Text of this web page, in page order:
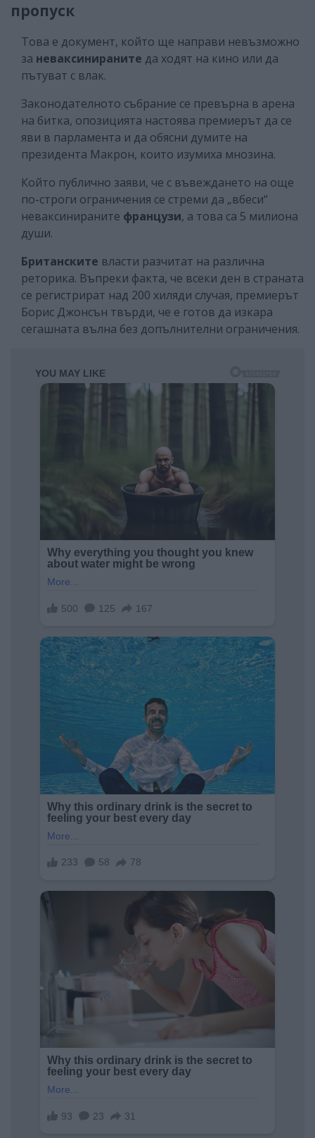
пропуск
Това е документ, който ще направи невъзможно
за неваксинираните да ходят на кино или да
пътуват с влак.
Законодателното събрание се превърна в арена
на битка, опозицията настоява премиерът да се
яви в парламента и да обясни думите на
президента Макрон, които изумиха мнозина.
Който публично заяви, че с въвеждането на още
по-строги ограничения се стреми да „вбеси“
неваксинираните французи, а това са 5 милиона
души.
Британските власти разчитат на различна
реторика. Въпреки факта, че всеки ден в страната
се регистрират над 200 хиляди случая, премиерът
Борис Джонсън твърди, че е готов да изкара
сегашната вълна без допълнителни ограничения.